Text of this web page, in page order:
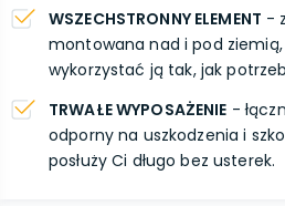
WSZECHSTRONNY ELEMENT -
montowana nad i pod
wykorzystać ją tak, jak
TRWAŁE WYPOSAŻENIE -
odporny na uszkodzenia i
posłuży Ci długo bez usterek.